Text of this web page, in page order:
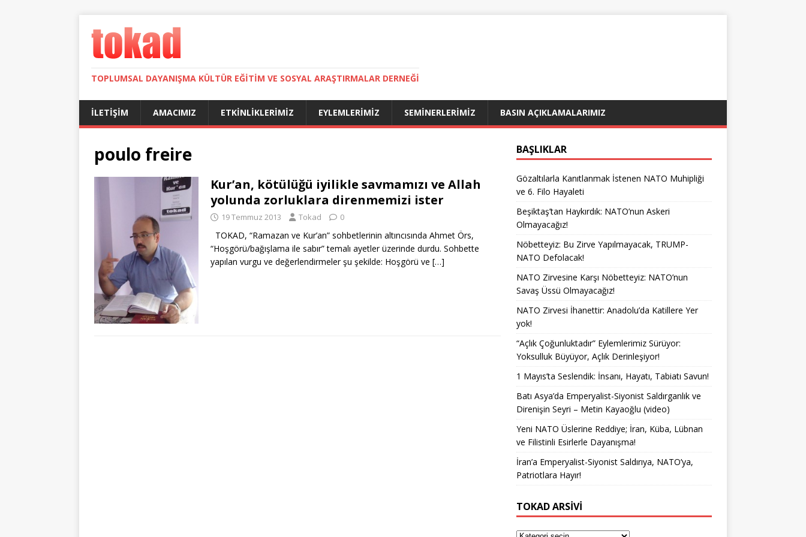
TOPLUMSAL DAYANIŞMA KÜLTÜR EĞITIM VE SOSYAL ARAŞTIRMALAR DERNEĞI
İLETIŞIM AMACIMIZ ETKINLIKLERIMIZ EYLEMLERIMIZ SEMINERLERIMIZ BASIN AÇIKLAMALARIMIZ
poulo freire
Kur’an, kötülüğü iyilikle savmamızı ve Allah
yolunda zorluklara direnmemizi ister
19 Temmuz 2013 Tokad 0
TOKAD, “Ramazan ve Kur’an” sohbetlerinin altıncısında Ahmet Örs,
“Hoşgörü/bağışlama ile sabır” temalı ayetler üzerinde durdu. Sohbette
yapılan vurgu ve değerlendirmeler şu şekilde: Hoşgörü ve […]
BAŞLIKLAR
Gözaltılarla Kanıtlanmak İstenen NATO Muhipliği
ve 6. Filo Hayaleti
Beşiktaş’tan Haykırdık: NATO’nun Askeri
Olmayacağız!
Nöbetteyiz: Bu Zirve Yapılmayacak, TRUMP-
NATO Defolacak!
NATO Zirvesine Karşı Nöbetteyiz: NATO’nun
Savaş Üssü Olmayacağız!
NATO Zirvesi İhanettir: Anadolu’da Katillere Yer
yok!
“Açlık Çoğunluktadır” Eylemlerimiz Sürüyor:
Yoksulluk Büyüyor, Açlık Derinleşiyor!
1 Mayıs’ta Seslendik: İnsanı, Hayatı, Tabiatı Savun!
Batı Asya’da Emperyalist-Siyonist Saldırganlık ve
Direnişin Seyri – Metin Kayaoğlu (video)
Yeni NATO Üslerine Reddiye; İran, Küba, Lübnan
ve Filistinli Esirlerle Dayanışma!
İran’a Emperyalist-Siyonist Saldırıya, NATO’ya,
Patriotlara Hayır!
TOKAD ARSIVI